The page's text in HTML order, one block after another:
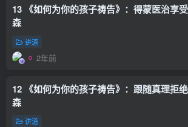
13 《如何为你的孩子祷告》：得蒙医治享
森
讲道
2年前
12 《如何为你的孩子祷告》：跟随真理拒
森
讲道